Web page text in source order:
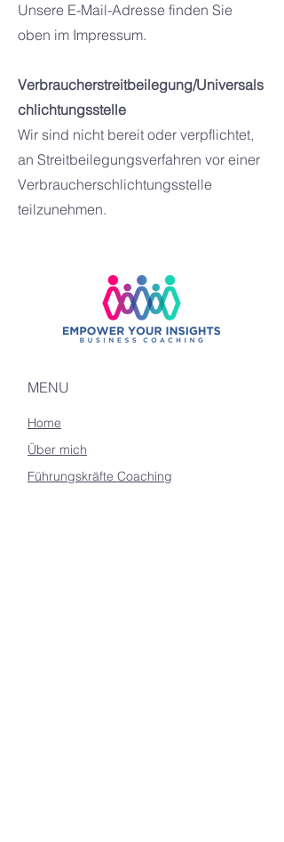
Unsere E-Mail-Adresse finden Sie
oben im Impressum.
Verbraucherstreitbeilegung/Universals
chlichtungsstelle
Wir sind nicht bereit oder verpflichtet,
an Streitbeilegungsverfahren vor einer
Verbraucherschlichtungsstelle
teilzunehmen.
MENU
Home
Über mich
Führungskräfte Coaching